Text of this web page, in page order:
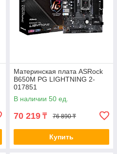
Материнская плата ASRock
B650M PG LIGHTNING 2-
017851
В наличии 50 ед.
70 219 ₸ 76 890 ₸
Купить